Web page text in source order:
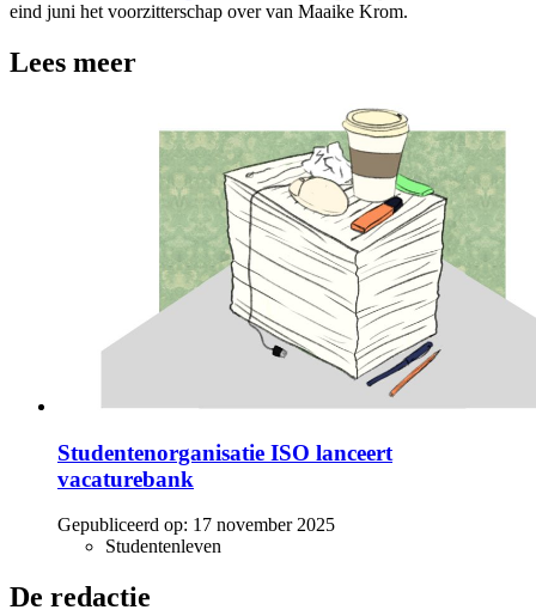
eind juni het voorzitterschap over van Maaike Krom.
Lees meer
Studentenorganisatie ISO lanceert
vacaturebank
Gepubliceerd op: 17 november 2025
Studentenleven
De redactie